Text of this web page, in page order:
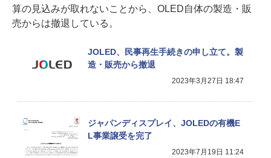
算の見込みが取れないことから、OLED自体の製造・販
売からは撤退している。
JOLED、民事再生手続きの申し立て。製
造・販売から撤退
2023年3月27日 18:47
ジャパンディスプレイ、JOLEDの有機E
L事業譲受を完了
2023年7月19日 11:24